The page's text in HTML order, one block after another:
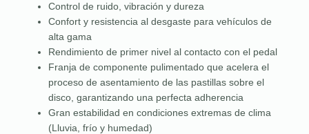
Control de ruido, vibración y dureza
Confort y resistencia al desgaste para vehículos de
alta gama
Rendimiento de primer nivel al contacto con el pedal
Franja de componente pulimentado que acelera el
proceso de asentamiento de las pastillas sobre el
disco, garantizando una perfecta adherencia
Gran estabilidad en condiciones extremas de clima
(Lluvia, frío y humedad)